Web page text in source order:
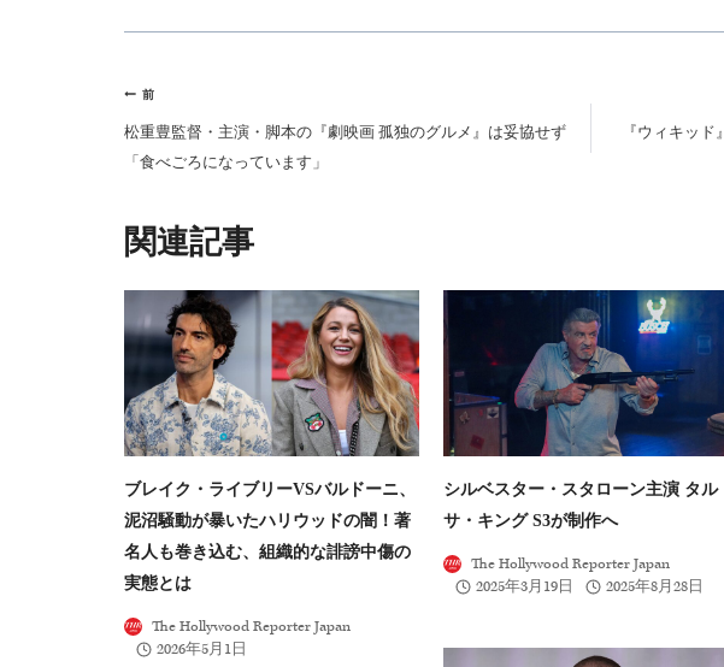
投
稿
ナ
ー
ョ
ン
前
松重豊監督・主演・脚本の『劇映画 孤独のグルメ』は妥協せず
「食べごろになっています」
『ウィキッ
類似投稿
ブレイク・ライブリーVSバルドーニ、
泥沼騒動が暴いたハリウッドの闇！著
名人も巻き込む、組織的な誹謗中傷の
実態とは
The Hollywood Reporter Japan
2026年5月1日
シルベスター・スタローン主演 タル
サ・キング S3が制作へ
The Hollywood Reporter Japan
2025年3月19日
2025年8月28日